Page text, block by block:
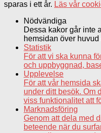
sparas i ett år. Läs vår
Nödvändiga
Dessa kakor går inte
hemsidan över
Statistik
För att vi ska kunna
och uppbyggnad,
Upplevelse
För att vår hemsida
under ditt besök. Om
viss funktionalitet att
Marknadsföring
Genom att dela med
beteende när du